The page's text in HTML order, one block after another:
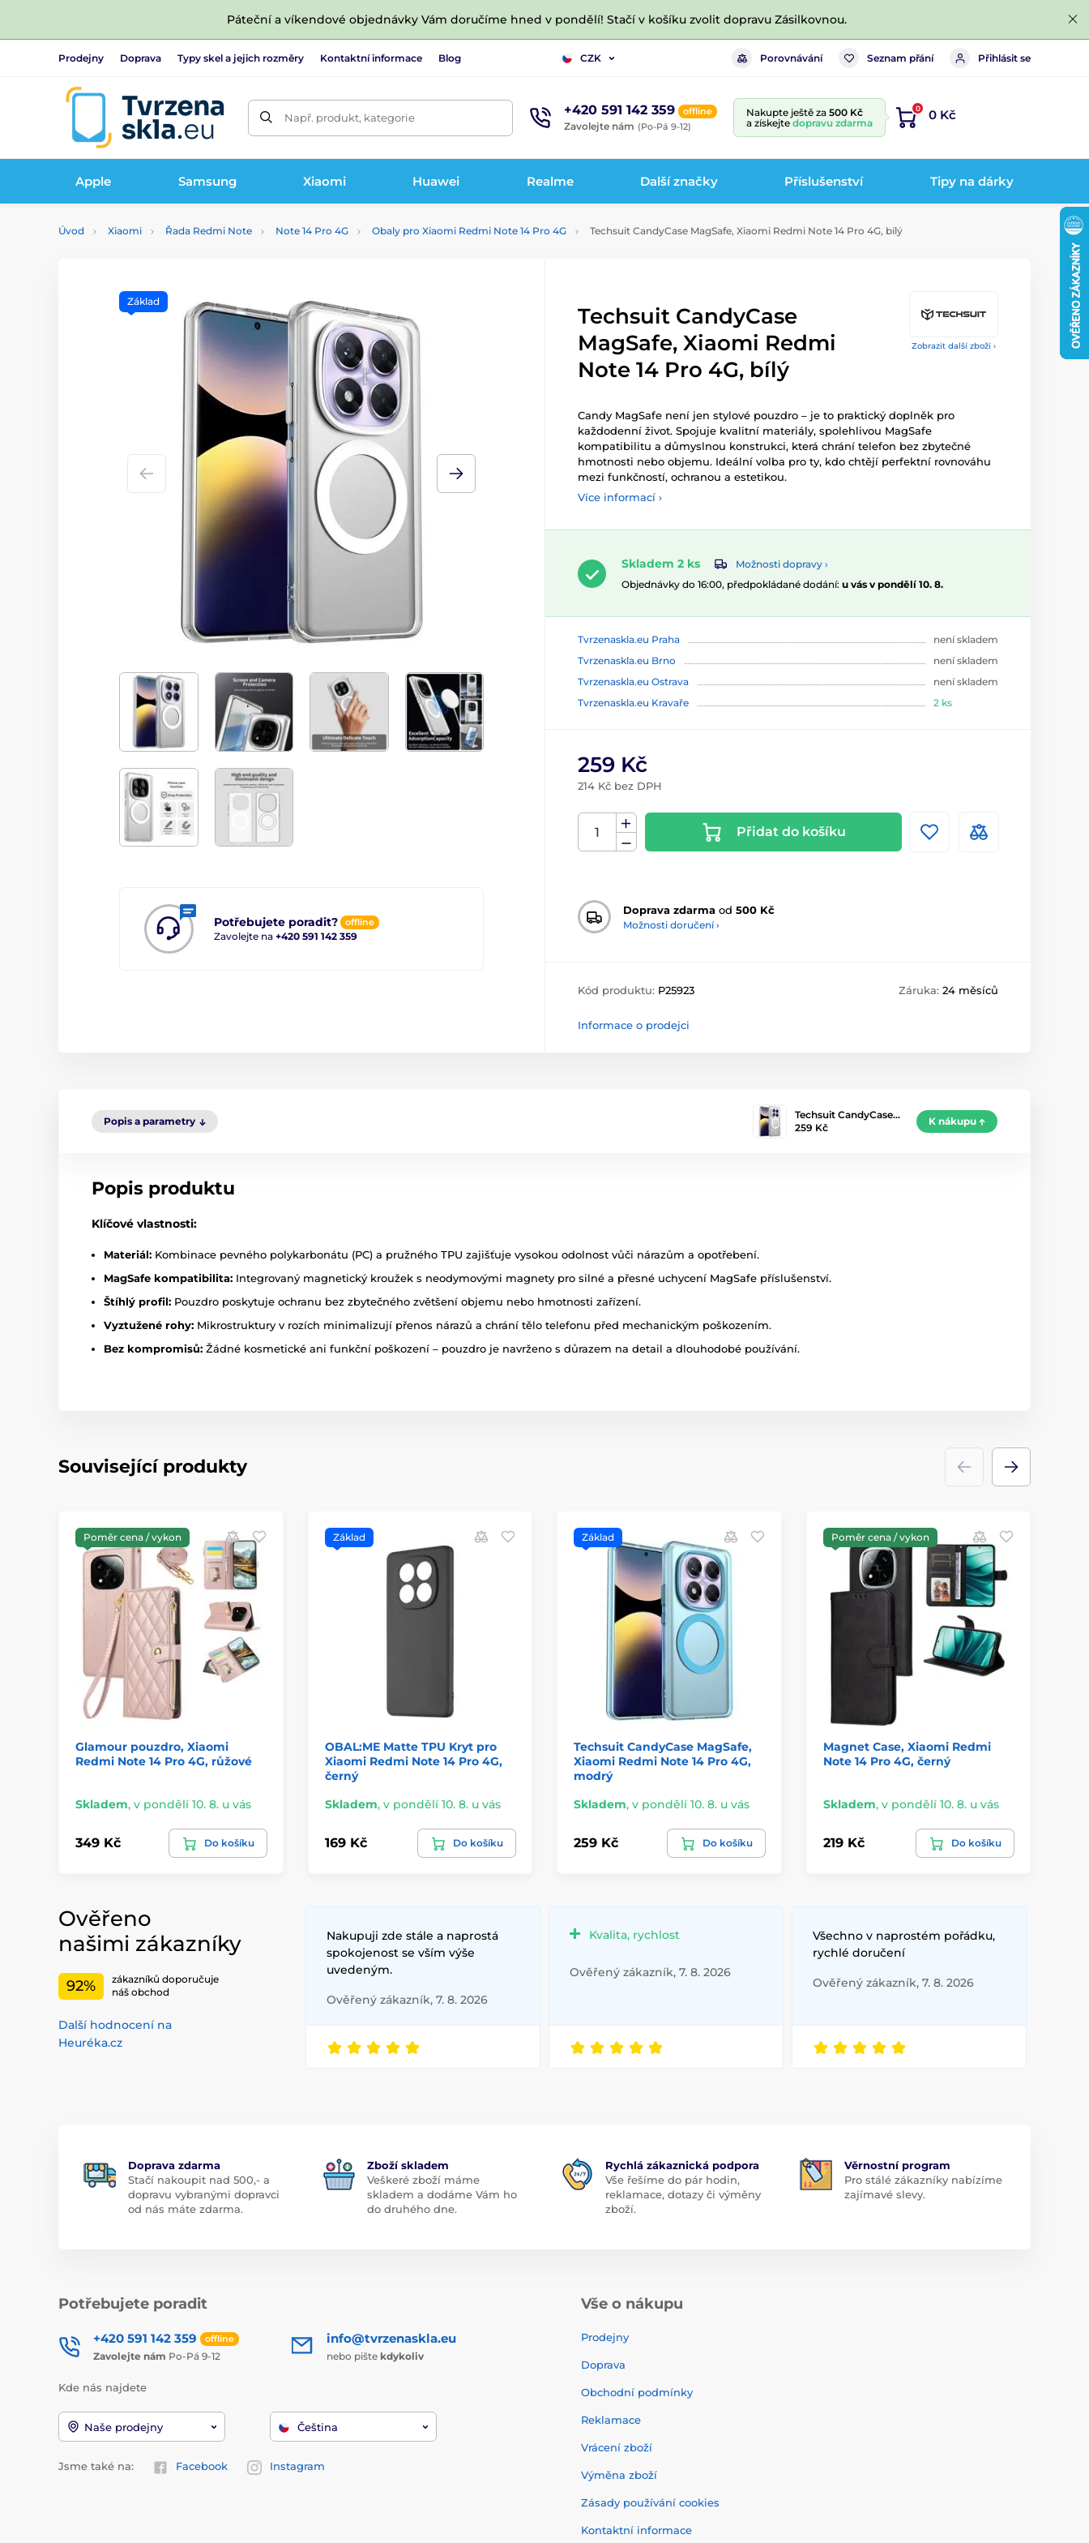
Páteční a víkendové objednávky Vám doručíme hned v pondělí! Stačí v košíku zvolit dopravu Zásilkovnou.
Prodejny Doprava Typy skel a jejich rozměry Kontaktní informace Blog CZK Porovnávání Seznam přání Přihlásit se
Např. produkt, kategorie +420 591 142 359 offline
Zavolejte nám (Po-Pá 9-12)
Nakupte ještě za 500 Kč
a získejte dopravu zdarma
0 0 Kč
Apple Samsung Xiaomi Huawei Realme Další značky Příslušenství Tipy na dárky
Úvod Xiaomi Řada Redmi Note Note 14 Pro 4G Obaly pro Xiaomi Redmi Note 14 Pro 4G Techsuit CandyCase MagSafe, Xiaomi Redmi Note 14 Pro 4G, bílý
Zobrazit další zboží ›
Potřebujete poradit? offline
Zavolejte na +420 591 142 359
Základ
Techsuit CandyCase
MagSafe, Xiaomi Redmi
Note 14 Pro 4G, bílý
Candy MagSafe není jen stylové pouzdro – je to praktický doplněk pro
každodenní život. Spojuje kvalitní materiály, spolehlivou MagSafe
kompatibilitu a důmyslnou konstrukci, která chrání telefon bez zbytečné
hmotnosti nebo objemu. Ideální volba pro ty, kdo chtějí perfektní rovnováhu
mezi funkčností, ochranou a estetikou.
Více informací ›
Skladem 2 ks
Možnosti dopravy ›
Objednávky do 16:00, předpokládané dodání: u vás v pondělí 10. 8.
Tvrzenaskla.eu Praha
není skladem
Tvrzenaskla.eu Brno
není skladem
Tvrzenaskla.eu Ostrava
není skladem
Tvrzenaskla.eu Kravaře
2 ks
259 Kč
214 Kč bez DPH
Přidat do košíku
Doprava zdarma od 500 Kč
Možnosti doručení ›
Kód produktu: P25923 Záruka: 24 měsíců
Informace o prodejci
Popis a parametry
Techsuit CandyCase…
259 Kč
K nákupu
Popis produktu
Klíčové vlastnosti:
Materiál: Kombinace pevného polykarbonátu (PC) a pružného TPU zajišťuje vysokou odolnost vůči nárazům a opotřebení.
MagSafe kompatibilita: Integrovaný magnetický kroužek s neodymovými magnety pro silné a přesné uchycení MagSafe příslušenství.
Štíhlý profil: Pouzdro poskytuje ochranu bez zbytečného zvětšení objemu nebo hmotnosti zařízení.
Vyztužené rohy: Mikrostruktury v rozích minimalizují přenos nárazů a chrání tělo telefonu před mechanickým poškozením.
Bez kompromisů: Žádné kosmetické ani funkční poškození – pouzdro je navrženo s důrazem na detail a dlouhodobé používání.
Související produkty
Poměr cena / vykon
Glamour pouzdro, Xiaomi
Redmi Note 14 Pro 4G, růžové
Skladem, v pondělí 10. 8. u vás
349 Kč Do košíku
Základ
OBAL:ME Matte TPU Kryt pro
Xiaomi Redmi Note 14 Pro 4G,
černý
Skladem, v pondělí 10. 8. u vás
169 Kč Do košíku
Základ
Techsuit CandyCase MagSafe,
Xiaomi Redmi Note 14 Pro 4G,
modrý
Skladem, v pondělí 10. 8. u vás
259 Kč Do košíku
Poměr cena / vykon
Magnet Case, Xiaomi Redmi
Note 14 Pro 4G, černý
Skladem, v pondělí 10. 8. u vás
219 Kč Do košíku
Ověřeno
našimi zákazníky
92%
zákazníků doporučuje
náš obchod
Další hodnocení na
Heuréka.cz
Nakupuji zde stále a naprostá
spokojenost se vším výše
uvedeným.
Ověřený zákazník, 7. 8. 2026
Kvalita, rychlost
Ověřený zákazník, 7. 8. 2026
Všechno v naprostém pořádku,
rychlé doručení
Ověřený zákazník, 7. 8. 2026
Doprava zdarma
Stačí nakoupit nad 500,- a
dopravu vybranými dopravci
od nás máte zdarma.
Zboží skladem
Veškeré zboží máme
skladem a dodáme Vám ho
do druhého dne.
Rychlá zákaznická podpora
Vše řešíme do pár hodin,
reklamace, dotazy či výměny
zboží.
Věrnostní program
Pro stálé zákazníky nabízíme
zajímavé slevy.
Potřebujete poradit
+420 591 142 359 offline
Zavolejte nám Po-Pá 9-12
info@tvrzenaskla.eu
nebo pište kdykoliv
Kde nás najdete
Naše prodejny Čeština
Jsme také na: Facebook Instagram
Vše o nákupu
Prodejny
Doprava
Obchodní podmínky
Reklamace
Vrácení zboží
Výměna zboží
Zásady používání cookies
Kontaktní informace